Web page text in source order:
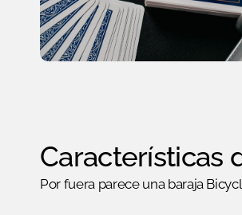
Características
Por fuera parece una baraja